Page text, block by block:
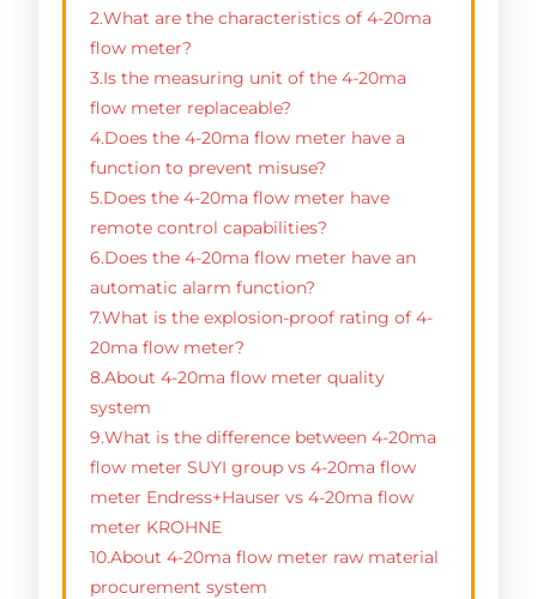
2.What are the characteristics of 4-20ma
flow meter?
3.Is the measuring unit of the 4-20ma
flow meter replaceable?
4.Does the 4-20ma flow meter have a
function to prevent misuse?
5.Does the 4-20ma flow meter have
remote control capabilities?
6.Does the 4-20ma flow meter have an
automatic alarm function?
7.What is the explosion-proof rating of 4-
20ma flow meter?
8.About 4-20ma flow meter quality
system
9.What is the difference between 4-20ma
flow meter SUYI group vs 4-20ma flow
meter Endress+Hauser vs 4-20ma flow
meter KROHNE
10.About 4-20ma flow meter raw material
procurement system